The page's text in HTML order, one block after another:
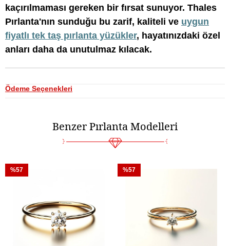
kaçırılmaması gereken bir fırsat sunuyor. Thales
Pırlanta'nın sunduğu bu zarif, kaliteli ve uygun
fiyatlı tek taş pırlanta yüzükler, hayatınızdaki özel
anları daha da unutulmaz kılacak.
Ödeme Seçenekleri
Benzer Pırlanta Modelleri
%57 %57